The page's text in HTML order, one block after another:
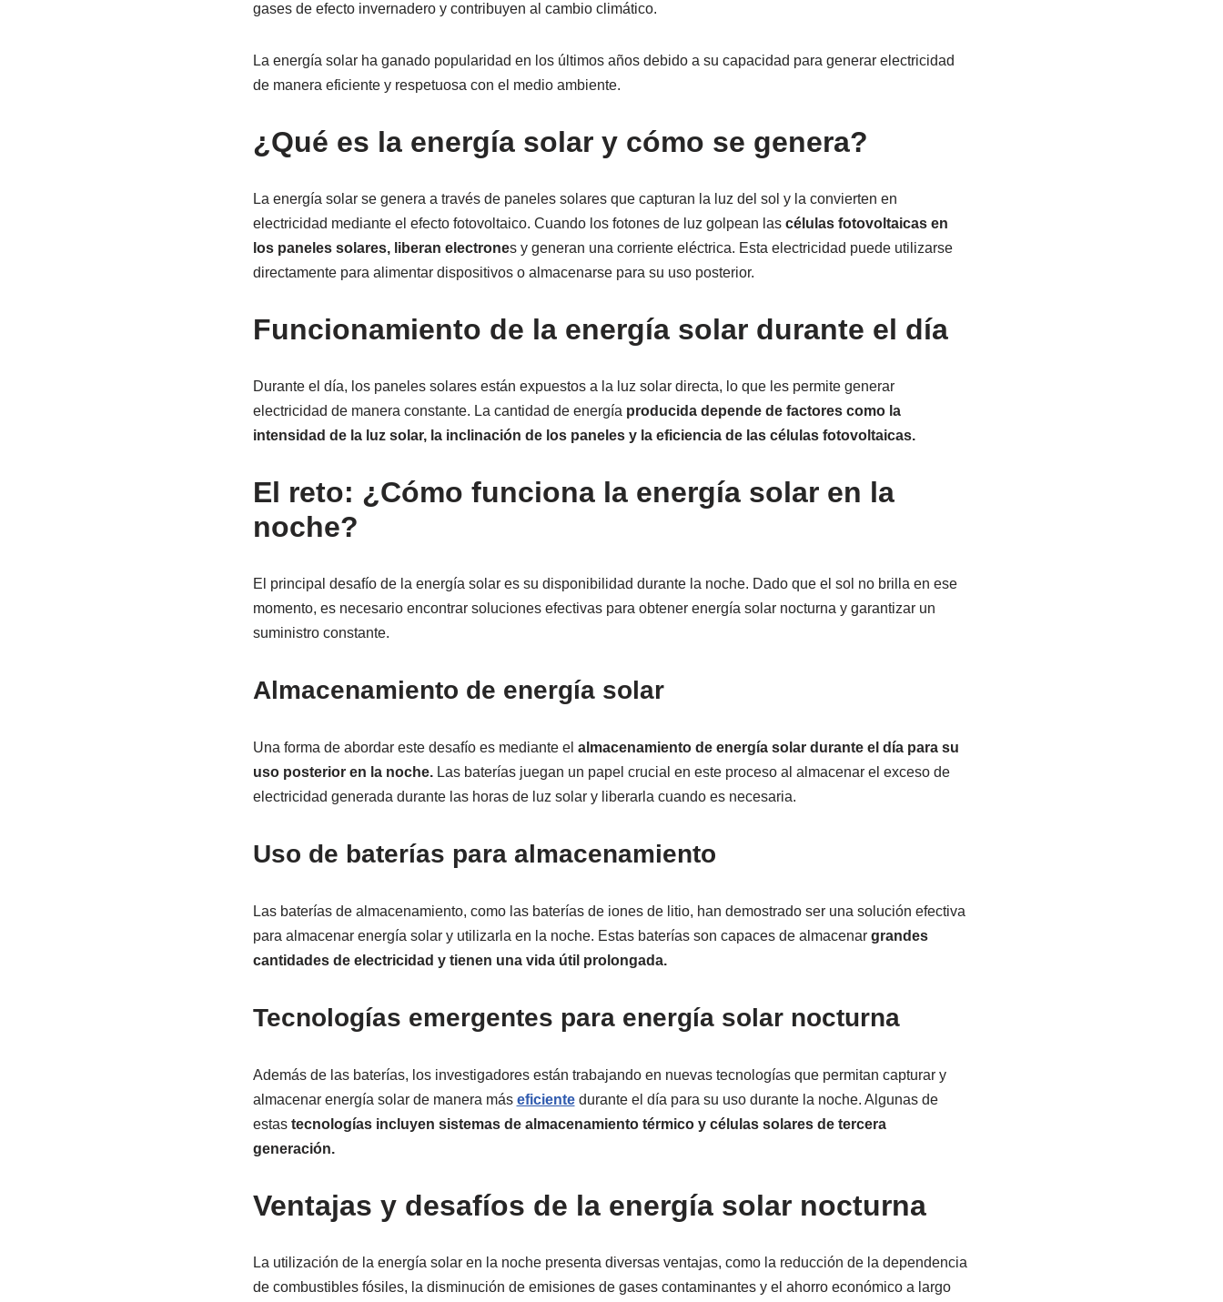
gases de efecto invernadero y contribuyen al cambio climático.
La energía solar ha ganado popularidad en los últimos años debido a su capacidad para generar electricidad
de manera eficiente y respetuosa con el medio ambiente.
¿Qué es la energía solar y cómo se genera?
La energía solar se genera a través de paneles solares que capturan la luz del sol y la convierten en
electricidad mediante el efecto fotovoltaico. Cuando los fotones de luz golpean las células fotovoltaicas en
los paneles solares, liberan electrones y generan una corriente eléctrica. Esta electricidad puede utilizarse
directamente para alimentar dispositivos o almacenarse para su uso posterior.
Funcionamiento de la energía solar durante el día
Durante el día, los paneles solares están expuestos a la luz solar directa, lo que les permite generar
electricidad de manera constante. La cantidad de energía producida depende de factores como la
intensidad de la luz solar, la inclinación de los paneles y la eficiencia de las células fotovoltaicas.
El reto: ¿Cómo funciona la energía solar en la
noche?
El principal desafío de la energía solar es su disponibilidad durante la noche. Dado que el sol no brilla en ese
momento, es necesario encontrar soluciones efectivas para obtener energía solar nocturna y garantizar un
suministro constante.
Almacenamiento de energía solar
Una forma de abordar este desafío es mediante el almacenamiento de energía solar durante el día para su
uso posterior en la noche.Las baterías juegan un papel crucial en este proceso al almacenar el exceso de
electricidad generada durante las horas de luz solar y liberarla cuando es necesaria.
Uso de baterías para almacenamiento
Las baterías de almacenamiento, como las baterías de iones de litio, han demostrado ser una solución efectiva
para almacenar energía solar y utilizarla en la noche. Estas baterías son capaces de almacenar grandes
cantidades de electricidad y tienen una vida útil prolongada.
Tecnologías emergentes para energía solar nocturna
Además de las baterías, los investigadores están trabajando en nuevas tecnologías que permitan capturar y
almacenar energía solar de manera más eficientedurante el día para su uso durante la noche. Algunas de
estastecnologías incluyen sistemas de almacenamiento térmico y células solares de tercera
generación.
Ventajas y desafíos de la energía solar nocturna
La utilización de la energía solar en la noche presenta diversas ventajas, como la reducción de la dependencia
de combustibles fósiles, la disminución de emisiones de gases contaminantes y el ahorro económico a largo